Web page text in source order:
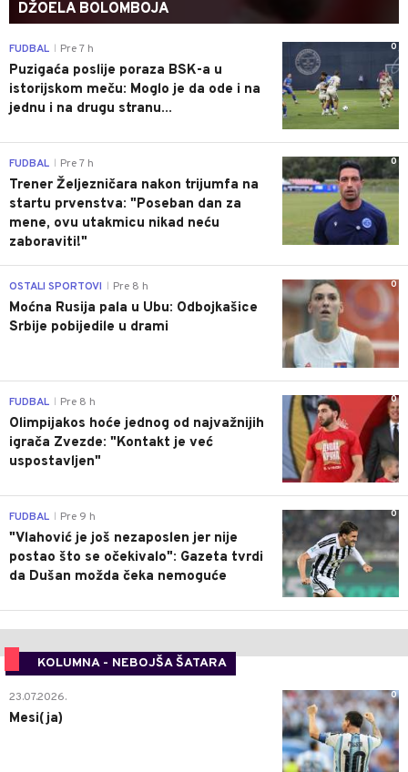
DŽOELA BOLOMBOJA
0
FUDBAL Pre 7 h
Puzigaća poslije poraza BSK-a u
istorijskom meču: Moglo je da ode i na
jednu i na drugu stranu...
0
FUDBAL Pre 7 h
Trener Željezničara nakon trijumfa na
startu prvenstva: "Poseban dan za
mene, ovu utakmicu nikad neću
zaboraviti!"
0
OSTALI SPORTOVI Pre 8 h
Moćna Rusija pala u Ubu: Odbojkašice
Srbije pobijedile u drami
0
FUDBAL Pre 8 h
Olimpijakos hoće jednog od najvažnijih
igrača Zvezde: "Kontakt je već
uspostavljen"
0
FUDBAL Pre 9 h
"Vlahović je još nezaposlen jer nije
postao što se očekivalo": Gazeta tvrdi
da Dušan možda čeka nemoguće
KOLUMNA - NEBOJŠA ŠATARA
0
23.07.2026.
Mesi(ja)